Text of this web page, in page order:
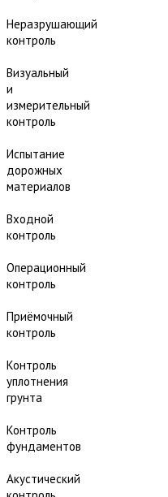
Неразрушающий
контроль
Визуальный
и
измерительный
контроль
Испытание
дорожных
материалов
Входной
контроль
Операционный
контроль
Приёмочный
контроль
Контроль
уплотнения
грунта
Контроль
фундаментов
Акустический